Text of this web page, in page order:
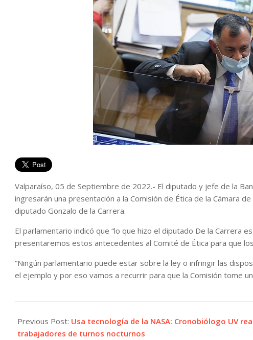
Valparaíso, 05 de Septiembre de 2022.- El diputado y jefe de la
ingresarán una presentación a la Comisión de Ética de la Cámara
diputado Gonzalo de la Carrera.
El parlamentario indicó que “lo que hizo el diputado De la Carrera
presentaremos estos antecedentes al Comité de Ética para que los
“Ningún parlamentario puede estar sobre la ley o infringir las
el ejemplo y por eso vamos a recurrir para que la Comisión tome
09-
05
Previous Post: Usa tecnología de la NASA: Cronobiólogo UV
trabajadores de turnos nocturnos